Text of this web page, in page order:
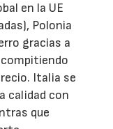
en la UE
Polonia
gracias a
Italia se
calidad con
que